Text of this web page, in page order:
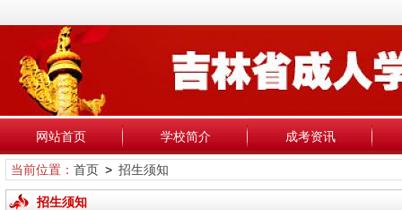
网站首页 学校简介 成考资讯
当前位置： 首页> 招生须知
招生须知